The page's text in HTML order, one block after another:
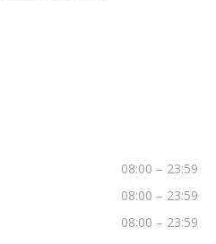
08:00 – 23:59
08:00 – 23:59
08:00 – 23:59